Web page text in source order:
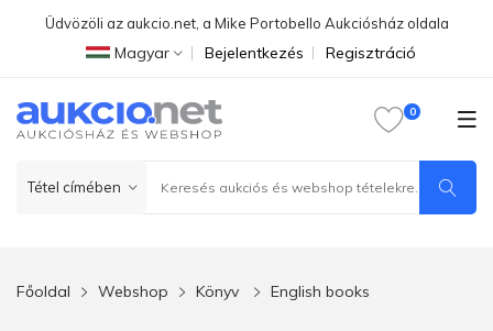
Üdvözöli az aukcio.net, a Mike Portobello Aukciósház oldala
Magyar Bejelentkezés Regisztráció
Főoldal Webshop Könyv English books